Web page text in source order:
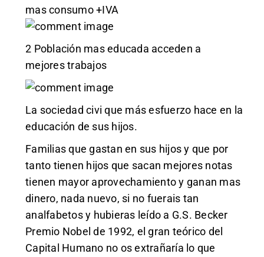
mas consumo +IVA
2 Población mas educada acceden a
mejores trabajos
La sociedad civi que más esfuerzo hace en la
educación de sus hijos.
Familias que gastan en sus hijos y que por
tanto tienen hijos que sacan mejores notas
tienen mayor aprovechamiento y ganan mas
dinero, nada nuevo, si no fuerais tan
analfabetos y hubieras leído a G.S. Becker
Premio Nobel de 1992, el gran teórico del
Capital Humano no os extrañaría lo que